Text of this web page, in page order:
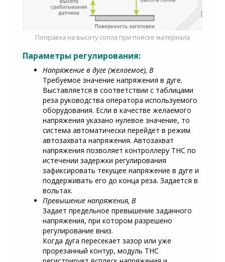
Поправка на высоту сопла при поиске материала
Параметры регулирования:
Напряжение в дуге (желаемое), В
Требуемое значение напряжения в дуге.
Выставляется в соответствии с таблицами
реза руководства оператора используемого
оборудования. Если в качестве желаемого
напряжения указано нулевое значение, то
система автоматически перейдет в режим
автозахвата напряжения. Автозахват
напряжения позволяет контроллеру THC по
истечении задержки регулирования
зафиксировать текущее напряжение в дуге и
поддерживать его до конца реза. Задается в
вольтах.
Превышение напряжения, В
Задает предельное превышение заданного
напряжения, при котором разрешено
регулирование вниз.
Когда дуга пересекает зазор или уже
прорезанный контур, модуль THC